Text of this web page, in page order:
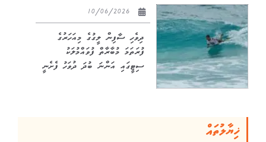
ދިވެހި ސާފިން ލީގުގެ މިއަހަރުގެ
ފުރަތަމަ މުބާރާތް ފުވައްމުލަކު
ސިޓީގައި އަންނަ ބުދަ ދުވަހު ފެށެނީ
ޚިޔާލުތައް